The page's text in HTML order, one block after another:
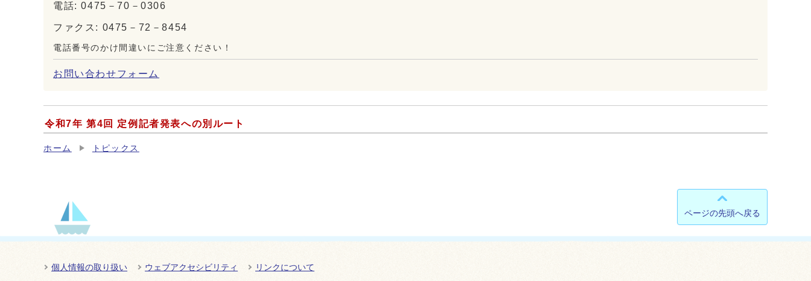
電話: 0475－70－0306
ファクス: 0475－72－8454
電話番号のかけ間違いにご注意ください！
お問い合わせフォーム
令和7年 第4回 定例記者発表への別ルート
ホーム トピックス
ページの先頭へ戻る
個人情報の取り扱い ウェブアクセシビリティ リンクについて